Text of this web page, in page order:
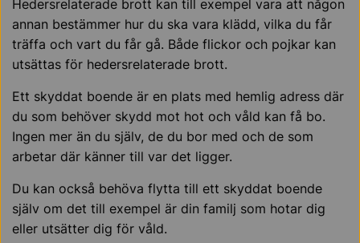
Hedersrelaterade brott kan till exempel vara att någon
annan bestämmer hur du ska vara klädd, vilka du får
träffa och vart du får gå. Både flickor och pojkar kan
utsättas för hedersrelaterade brott.
Ett skyddat boende är en plats med hemlig adress där
du som behöver skydd mot hot och våld kan få bo.
Ingen mer än du själv, de du bor med och de som
arbetar där känner till var det ligger.
Du kan också behöva flytta till ett skyddat boende
själv om det till exempel är din familj som hotar dig
eller utsätter dig för våld.